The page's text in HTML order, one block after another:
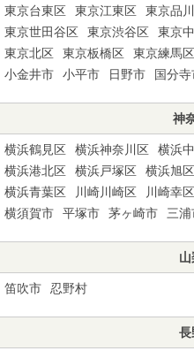
東京台東区 東京江東区 東京品
東京世田谷区
東京渋谷区 東京
東京北区
東京板橋区 東京練馬区
小金井市
小平市 日野市 国分
神
横浜鶴見区 横浜神奈川区 横浜
横浜港北区
横浜戸塚区 横浜旭区
横浜青葉区
川崎川崎区 川崎幸区
横須賀市
平塚市 茅ヶ崎市 三浦
笛吹市 忍野村
長